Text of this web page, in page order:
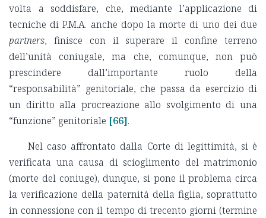
volta a soddisfare, che, mediante l’applicazione di
tecniche di P.M.A. anche dopo la morte di uno dei due
partners, finisce con il superare il confine terreno
dell’unità coniugale, ma che, comunque, non può
prescindere dall’importante ruolo della
“responsabilità” genitoriale, che passa da esercizio di
un diritto alla procreazione allo svolgimento di una
“funzione” genitoriale [66].
Nel caso affrontato dalla Corte di legittimità, si è
verificata una causa di scioglimento del matrimonio
(morte del coniuge), dunque, si pone il problema circa
la verificazione della paternità della figlia, soprattutto
in connessione con il tempo di trecento giorni (termine